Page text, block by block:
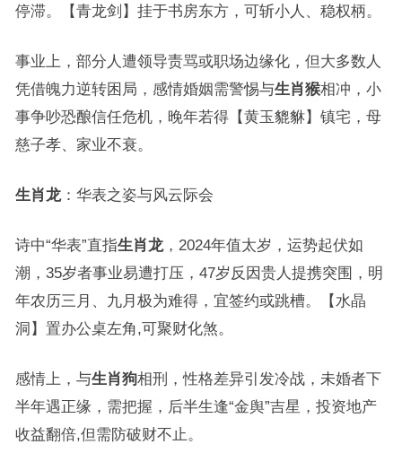
停滞。【青龙剑】挂于书房东方，可斩小人、稳权柄。
事业上，部分人遭领导责骂或职场边缘化，但大多数人
凭借魄力逆转困局，感情婚姻需警惕与生肖猴相冲，小
事争吵恐酿信任危机，晚年若得【黄玉貔貅】镇宅，母
慈子孝、家业不衰。
生肖龙：华表之姿与风云际会
诗中“华表”直指生肖龙，2024年值太岁，运势起伏如
潮，35岁者事业易遭打压，47岁反因贵人提携突围，明
年农历三月、九月极为难得，宜签约或跳槽。【水晶
洞】置办公桌左角,可聚财化煞。
感情上，与生肖狗相刑，性格差异引发冷战，未婚者下
半年遇正缘，需把握，后半生逢“金舆”吉星，投资地产
收益翻倍,但需防破财不止。